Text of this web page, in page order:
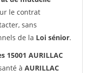
le contrat
sans
de la Loi sénior.
15001 AURILLAC
à AURILLAC